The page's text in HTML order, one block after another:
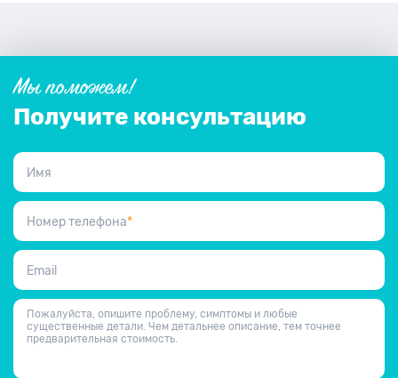
Мы поможем!
Получите консультацию
Имя
Номер телефона*
Email
Пожалуйста, опишите проблему, симптомы и любые
существенные детали. Чем детальнее описание, тем точнее
предварительная стоимость.